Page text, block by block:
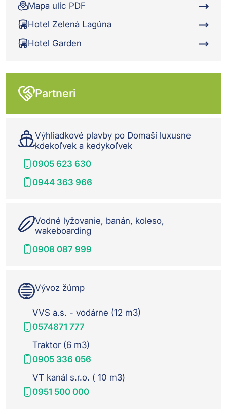
Mapa ulíc PDF
Hotel Zelená Lagúna
Hotel Garden
Partneri
Výhliadkové plavby po Domaši luxusne
kdekoľvek a kedykoľvek
0905 623 630
0944 363 966
Vodné lyžovanie, banán, koleso,
wakeboarding
0908 087 999
Vývoz žúmp
VVS a.s. - vodárne (12 m3)
0574871 777
Traktor (6 m3)
0905 336 056
VT kanál s.r.o. ( 10 m3)
0951 500 000